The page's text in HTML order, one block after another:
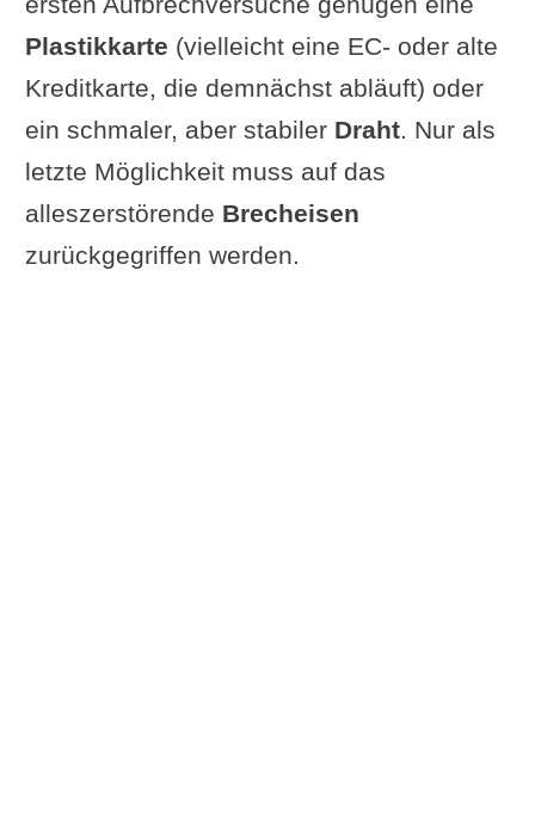
Leserfrage: Was hat bei dir
funktioniert?
Zur Info: Warum könnte man eine
Tür aufbrechen wollen?
Aufbrechen einer Tür
Plastikkarte (vielleicht eine EC- oder alte
Kreditkarte, die demnächst abläuft) oder
ein schmaler, aber stabiler Draht. Nur als
letzte Möglichkeit muss auf das
alleszerstörende Brecheisen
zurückgegriffen werden.